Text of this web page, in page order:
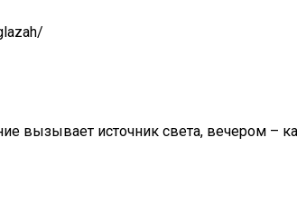
вызывает источник света, вечером –